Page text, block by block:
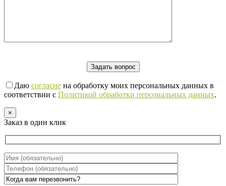
Даю согласие на обработку моих персональных данных в
соответствии с Политикой обработки персональных данных.
×
Заказ в один клик